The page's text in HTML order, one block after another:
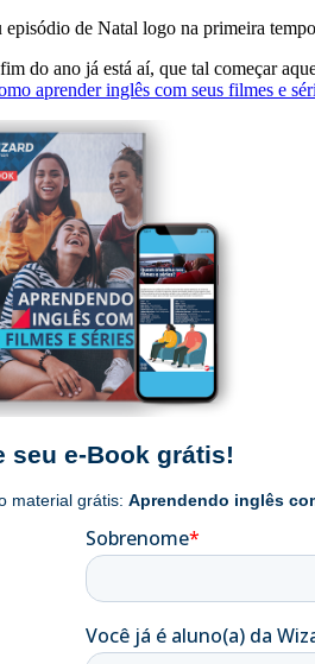
de Natal logo na primeira
do ano já está aí, que tal começar
aprender inglês com seus filmes e